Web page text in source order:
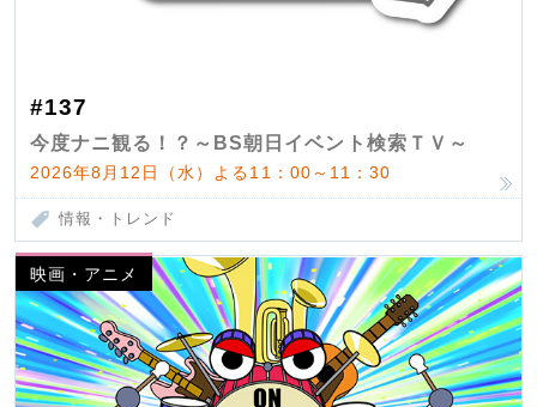
#137
今度ナニ観る！？～BS朝日イベント検索ＴＶ～
2026年8月12日（水）よる11：00～11：30
情報・トレンド
映画・アニメ